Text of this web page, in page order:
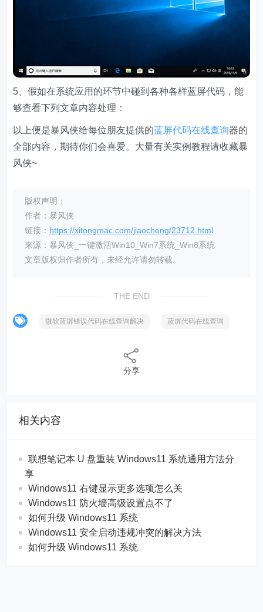
5、假如在系统应用的环节中碰到各种各样蓝屏代码，能
够查看下列文章内容处理：
以上便是暴风侠给每位朋友提供的蓝屏代码在线查询器的
全部内容，期待你们会喜爱。大量有关实例教程请收藏暴
风侠~
版权声明：
作者：暴风侠
链接： https://xitongmac.com/jiaocheng/23712.html
来源：暴风侠_一键激活Win10_Win7系统_Win8系统
文章版权归作者所有，未经允许请勿转载。
THE END
微软蓝屏错误代码在线查询解决 蓝屏代码在线查询
分享
相关内容
联想笔记本 U 盘重装 Windows11 系统通用方法分
享
Windows11 右键显示更多选项怎么关
Windows11 防火墙高级设置点不了
如何升级 Windows11 系统
Windows11 安全启动违规冲突的解决方法
如何升级 Windows11 系统